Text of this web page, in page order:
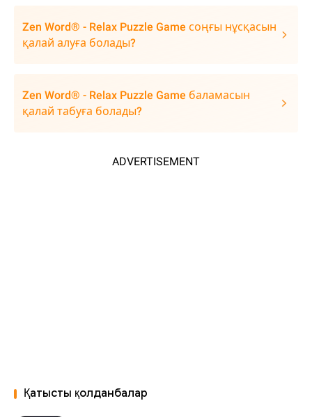
Zen Word® - Relax Puzzle Game соңғы нұсқасын
қалай алуға болады?
Zen Word® - Relax Puzzle Game баламасын
қалай табуға болады?
ADVERTISEMENT
Қатысты қолданбалар